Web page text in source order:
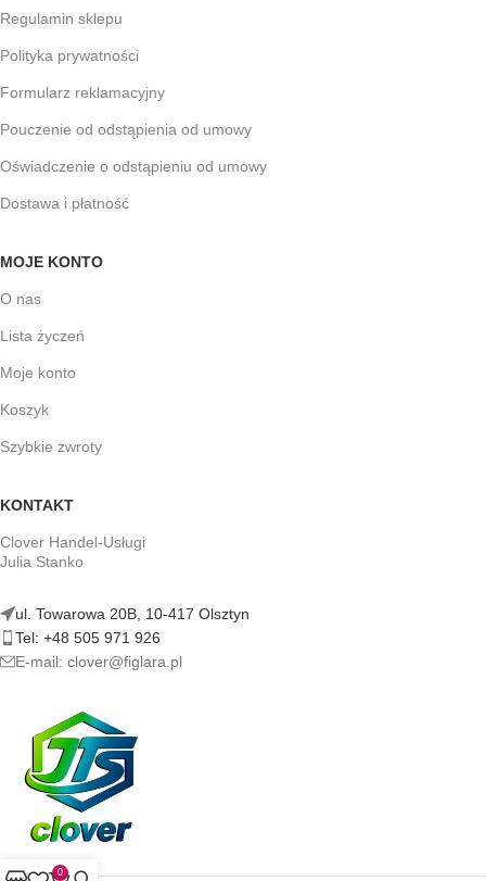
Regulamin sklepu
Polityka prywatności
Formularz reklamacyjny
Pouczenie od odstąpienia od umowy
Oświadczenie o odstąpieniu od umowy
Dostawa i płatność
MOJE KONTO
O nas
Lista życzeń
Moje konto
Koszyk
Szybkie zwroty
KONTAKT
Clover Handel-Usługi
Julia Stanko
ul. Towarowa 20B, 10-417 Olsztyn
Tel: +48 505 971 926
E-mail: clover@figlara.pl
0